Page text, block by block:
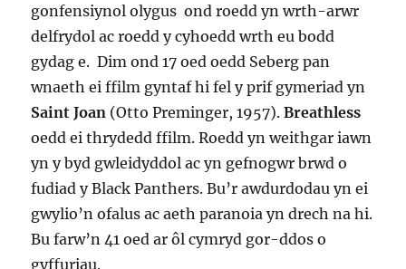
gonfensiynol olygus ond roedd yn wrth-arwr
delfrydol ac roedd y cyhoedd wrth eu bodd
gydag e. Dim ond 17 oed oedd Seberg pan
wnaeth ei ffilm gyntaf hi fel y prif gymeriad yn
Saint Joan (Otto Preminger, 1957).Breathless
oedd ei thrydedd ffilm. Roedd yn weithgar iawn
yn y byd gwleidyddol ac yn gefnogwr brwd o
fudiad y Black Panthers. Bu’r awdurdodau yn ei
gwylio’n ofalus ac aeth paranoia yn drech na hi.
Bu farw’n 41 oed ar ôl cymryd gor-ddos o
gyffuriau.